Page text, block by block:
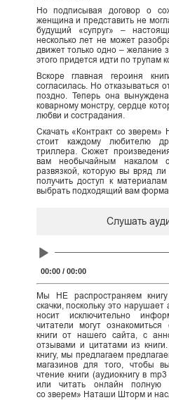
Но подписывая договор о
женщина и представить не
будущий «супруг» –
несколько лет не может
движет только одно – желание
этого придется идти по трупам
Вскоре главная героиня
согласилась. Но отказываться
поздно. Теперь она
коварному монстру, сердце
любви и сострадания.
Скачать «Контракт со
стоит каждому любителю
триллера. Сюжет
вам необычайным накалом
развязкой, которую вы вряд
получить доступ к
выбрать подходящий вам
Слушать
Audio
00:00/ 00:00
Мы НЕ распространяем
скачки, поскольку это
носит исключительно
читатели могут
книги от нашего сайта, с
отзывами и цитатами из
книгу, мы предлагаем
магазинов для того, чтобы
чтение книги (аудиокнигу в
или читать онлайн полную
со зверем» Наташи Шторм и